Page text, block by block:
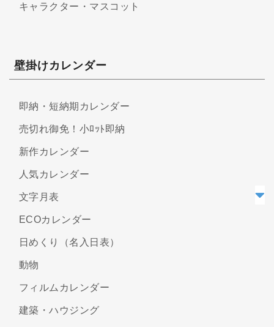
キャラクター・マスコット
壁掛けカレンダー
即納・短納期カレンダー
売切れ御免！小ﾛｯﾄ即納
新作カレンダー
人気カレンダー
文字月表
ECOカレンダー
日めくり（名入日表）
動物
フィルムカレンダー
建築・ハウジング